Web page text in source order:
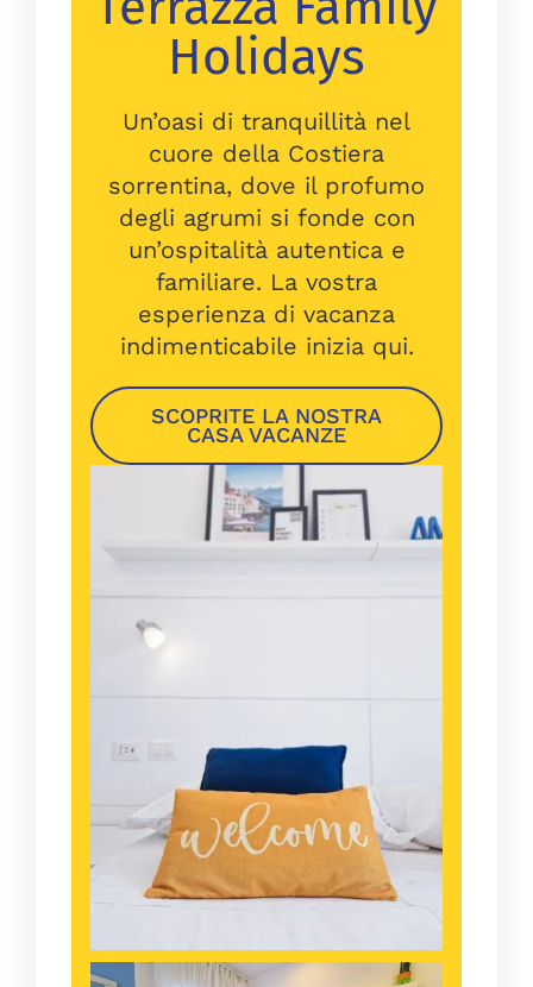
Holidays
Un’oasi di tranquillità nel
cuore della Costiera
sorrentina, dove il profumo
degli agrumi si fonde con
un’ospitalità autentica e
familiare. La vostra
esperienza di vacanza
indimenticabile inizia qui.
SCOPRITE LA NOSTRA
CASA VACANZE